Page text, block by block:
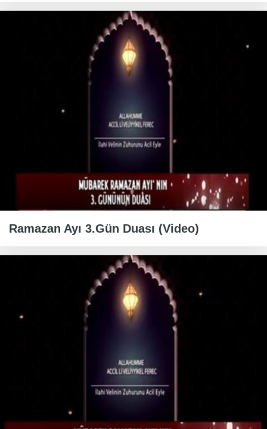
Ramazan Ayı 3.Gün Duası (Video)